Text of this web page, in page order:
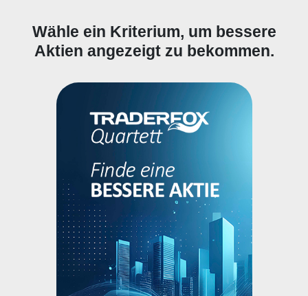
Wähle ein Kriterium, um bessere
Aktien angezeigt zu bekommen.